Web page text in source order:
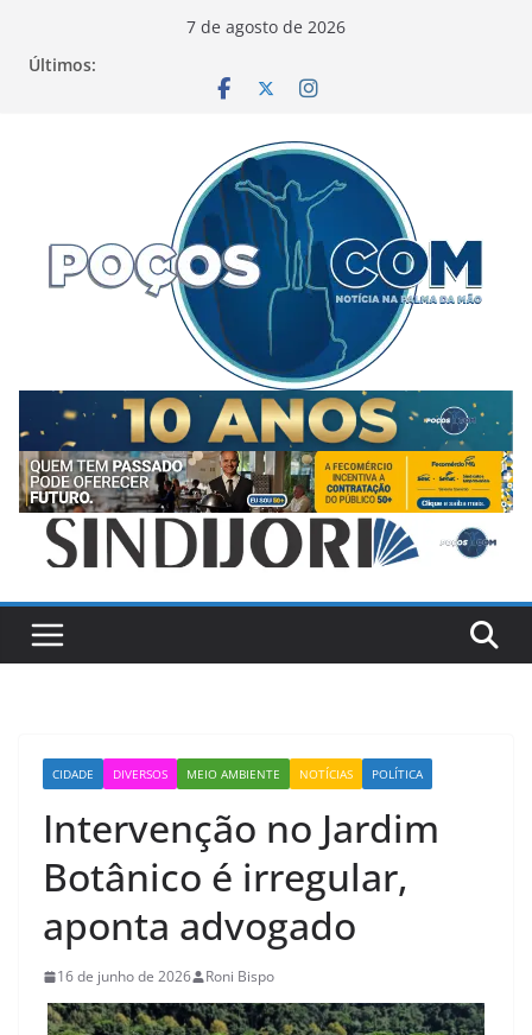
7 de agosto de 2026
Últimos:
CIDADE DIVERSOS MEIO AMBIENTE NOTÍCIAS POLÍTICA
Intervenção no Jardim
Botânico é irregular,
aponta advogado
16 de junho de 2026 Roni Bispo